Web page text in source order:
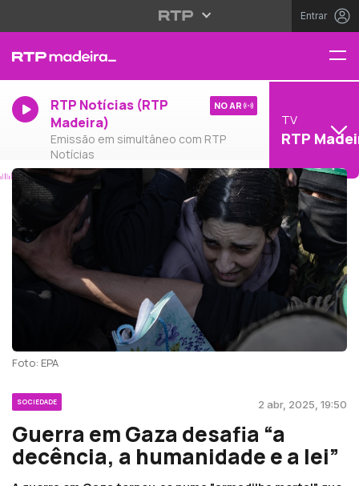
Entrar
RTP Notícias (RTP
Madeira)
Emissão em simultâneo com RTP
Notícias
NO AR
TV
RTP
Foto: EPA
SOCIEDADE 2 abr, 2025, 19:50
Guerra em Gaza desafia “a
decência, a humanidade e a lei”